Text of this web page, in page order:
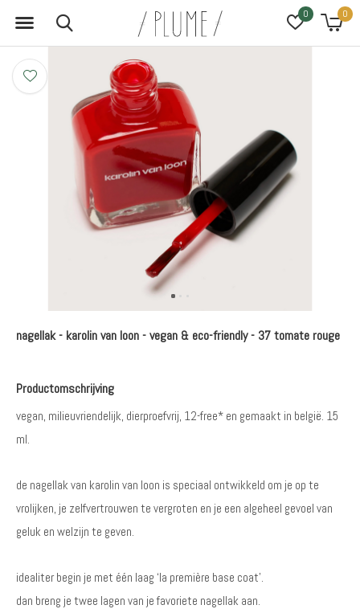
0 0
nagellak - karolin van loon - vegan & eco-friendly - 37 tomate rouge
Productomschrijving
vegan, milieuvriendelijk, dierproefvrij, 12-free* en gemaakt in belgië. 15
ml.
de nagellak van karolin van loon is speciaal ontwikkeld om je op te
vrolijken, je zelfvertrouwen te vergroten en je een algeheel gevoel van
geluk en welzijn te geven.
idealiter begin je met één laag ‘la première base coat’.
dan breng je twee lagen van je favoriete nagellak aan.